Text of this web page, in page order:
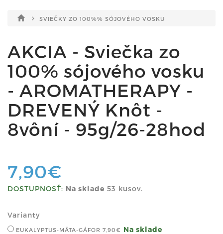
SVIEČKY ZO 100%% SÓJOVÉHO VOSKU
AKCIA - Sviečka zo
100% sójového vosku
- AROMATHERAPY -
DREVENÝ Knôt -
8vôní - 95g/26-28hod
7,90€
DOSTUPNOSŤ: Na sklade 53 kusov.
Varianty
EUKALYPTUS-MÄTA-GÁFOR 7,90€ Na sklade